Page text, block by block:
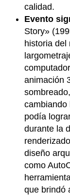
calidad.
Evento
Story»
historia del
animación
cambiando
podía
durante la
diseño
como
que brindó